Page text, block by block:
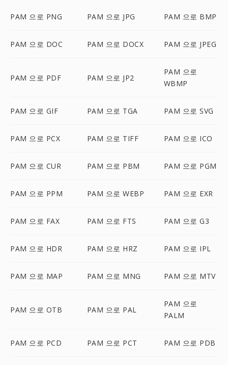
PAM 으로 PNG PAM 으로 JPG PAM 으로 BMP
PAM 으로 DOC PAM 으로 DOCX PAM 으로 JPEG
PAM 으로 PDF PAM 으로 JP2
PAM 으로
WBMP
PAM 으로 GIF PAM 으로 TGA PAM 으로 SVG
PAM 으로 PCX PAM 으로 TIFF PAM 으로 ICO
PAM 으로 CUR PAM 으로 PBM PAM 으로 PGM
PAM 으로 PPM PAM 으로 WEBP PAM 으로 EXR
PAM 으로 FAX PAM 으로 FTS PAM 으로 G3
PAM 으로 HDR PAM 으로 HRZ PAM 으로 IPL
PAM 으로 MAP PAM 으로 MNG PAM 으로 MTV
PAM 으로 OTB PAM 으로 PAL
PAM 으로
PALM
PAM 으로 PCD PAM 으로 PCT PAM 으로 PDB